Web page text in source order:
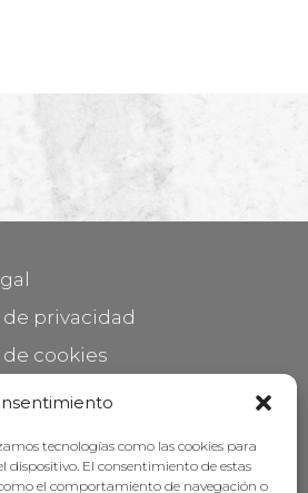
tecnologías como las cookies para
El consentimiento de estas
el comportamiento de navegación o
privacidad
cookies
su mueble